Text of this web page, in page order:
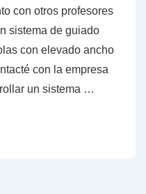
con otros profesores
sistema de guiado
con elevado ancho
con la empresa
un sistema …